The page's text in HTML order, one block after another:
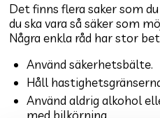
Det finns flera saker som
du ska vara så säker som
Några enkla råd har stor
Använd säkerhetsbälte.
Håll
Använd aldrig alkohol
med bilkörning.